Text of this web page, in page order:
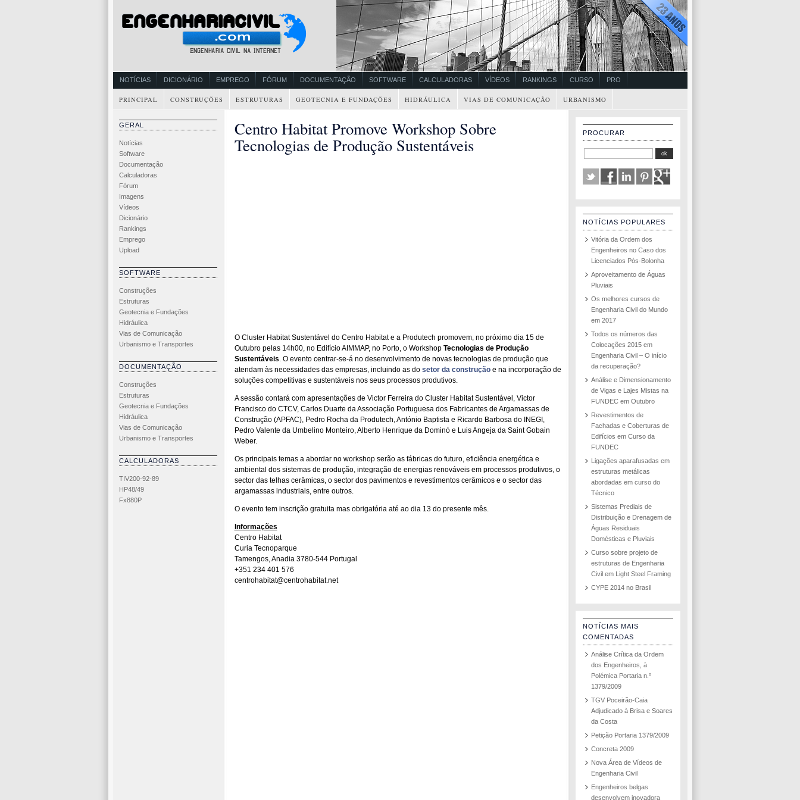
NOTÍCIAS DICIONÁRIO EMPREGO FÓRUM DOCUMENTAÇÃO SOFTWARE CALCULADORAS VÍDEOS RANKINGS CURSO PRO
PRINCIPAL CONSTRUÇÕES ESTRUTURAS GEOTECNIA E FUNDAÇÕES HIDRÁULICA VIAS DE COMUNICAÇÃO URBANISMO
GERAL
Notícias
Software
Documentação
Calculadoras
Fórum
Imagens
Vídeos
Dicionário
Rankings
Emprego
Upload
SOFTWARE
Construções
Estruturas
Geotecnia e Fundações
Hidráulica
Vias de Comunicação
Urbanismo e Transportes
DOCUMENTAÇÃO
Construções
Estruturas
Geotecnia e Fundações
Hidráulica
Vias de Comunicação
Urbanismo e Transportes
CALCULADORAS
TIV200-92-89
HP48/49
Fx880P
Centro Habitat Promove Workshop Sobre
Tecnologias de Produção Sustentáveis
O Cluster Habitat Sustentável do Centro Habitat e a Produtech promovem, no próximo dia 15 de
Outubro pelas 14h00, no Edifício AIMMAP, no Porto, o Workshop Tecnologias de Produção
Sustentáveis . O evento centrar-se-á no desenvolvimento de novas tecnologias de produção que
atendam às necessidades das empresas, incluindo as do setor da construçãoe na incorporação de
soluções competitivas e sustentáveis nos seus processos produtivos.
A sessão contará com apresentações de Victor Ferreira do Cluster Habitat Sustentável, Victor
Francisco do CTCV, Carlos Duarte da Associação Portuguesa dos Fabricantes de Argamassas de
Construção (APFAC), Pedro Rocha da Produtech, António Baptista e Ricardo Barbosa do INEGI,
Pedro Valente da Umbelino Monteiro, Alberto Henrique da Dominó e Luis Angeja da Saint Gobain
Weber.
Os principais temas a abordar no workshop serão as fábricas do futuro, eficiência energética e
ambiental dos sistemas de produção, integração de energias renováveis em processos produtivos, o
sector das telhas cerâmicas, o sector dos pavimentos e revestimentos cerâmicos e o sector das
argamassas industriais, entre outros.
O evento tem inscrição gratuita mas obrigatória até ao dia 13 do presente mês.
Informações
Centro Habitat
Curia Tecnoparque
Tamengos, Anadia 3780-544 Portugal
+351 234 401 576
centrohabitat@centrohabitat.net
PROCURAR
NOTÍCIAS POPULARES
Vitória da Ordem dos
Engenheiros no Caso dos
Licenciados Pós-Bolonha
Aproveitamento de Águas
Pluviais
Os melhores cursos de
Engenharia Civil do Mundo
em 2017
Todos os números das
Colocações 2015 em
Engenharia Civil – O início
da recuperação?
Análise e Dimensionamento
de Vigas e Lajes Mistas na
FUNDEC em Outubro
Revestimentos de
Fachadas e Coberturas de
Edifícios em Curso da
FUNDEC
Ligações aparafusadas em
estruturas metálicas
abordadas em curso do
Técnico
Sistemas Prediais de
Distribuição e Drenagem de
Águas Residuais
Domésticas e Pluviais
Curso sobre projeto de
estruturas de Engenharia
Civil em Light Steel Framing
CYPE 2014 no Brasil
NOTÍCIAS MAIS
COMENTADAS
Análise Crítica da Ordem
dos Engenheiros, à
Polémica Portaria n.º
1379/2009
TGV Poceirão-Caia
Adjudicado à Brisa e Soares
da Costa
Petição Portaria 1379/2009
Concreta 2009
Nova Área de Vídeos de
Engenharia Civil
Engenheiros belgas
desenvolvem inovadora